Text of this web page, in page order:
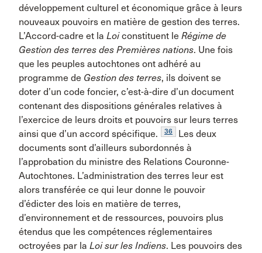
développement culturel et économique grâce à leurs
nouveaux pouvoirs en matière de gestion des terres.
L’Accord-cadre et la Loiconstituent le Régime de
Gestion des terres des Premières nations. Une fois
que les peuples autochtones ont adhéré au
programme de Gestion des terres, ils doivent se
doter d’un code foncier, c’est-à-dire d’un document
contenant des dispositions générales relatives à
l’exercice de leurs droits et pouvoirs sur leurs terres
ainsi que d’un accord spécifique.
36
Les deux
documents sont d’ailleurs subordonnés à
l’approbation du ministre des Relations Couronne-
Autochtones. L’administration des terres leur est
alors transférée ce qui leur donne le pouvoir
d’édicter des lois en matière de terres,
d’environnement et de ressources, pouvoirs plus
étendus que les compétences réglementaires
octroyées par la Loi sur les Indiens. Les pouvoirs des